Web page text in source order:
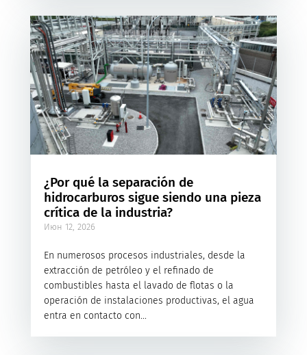
¿Por qué la separación de
hidrocarburos sigue siendo una pieza
crítica de la industria?
Июн 12, 2026
En numerosos procesos industriales, desde la
extracción de petróleo y el refinado de
combustibles hasta el lavado de flotas o la
operación de instalaciones productivas, el agua
entra en contacto con...